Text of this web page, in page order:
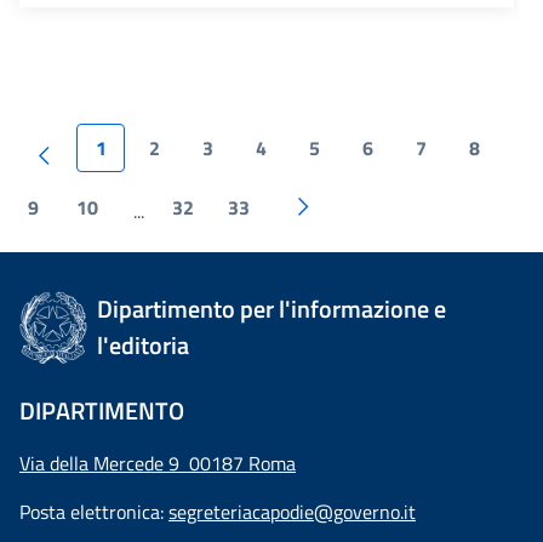
1 2 3 4 5 6 7 8
9 10 ... 32 33
Dipartimento per l'informazione e
l'editoria
DIPARTIMENTO
Via della Mercede 9 00187 Roma
Posta elettronica:segreteriacapodie@governo.it